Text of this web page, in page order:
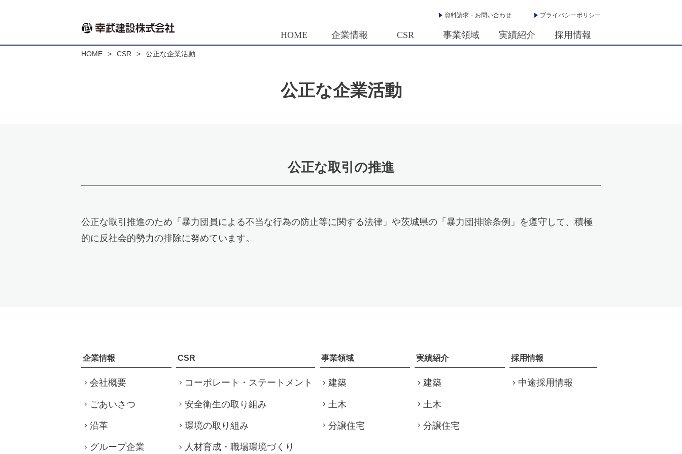
資料請求・お問い合わせ プライバシーポリシー
HOME 企業情報 CSR 事業領域 実績紹介 採用情報
HOME CSR 公正な企業活動
公正な企業活動
公正な取引の推進
公正な取引推進のため「暴力団員による不当な行為の防止等に関する法律」や茨城県の「暴力団排除条例」を遵守して、積極
的に反社会的勢力の排除に努めています。
企業情報
会社概要
ごあいさつ
沿革
グループ企業
CSR
コーポレート・ステートメント
安全衛生の取り組み
環境の取り組み
人材育成・職場環境づくり
事業領域
建築
土木
分譲住宅
実績紹介
建築
土木
分譲住宅
採用情報
中途採用情報